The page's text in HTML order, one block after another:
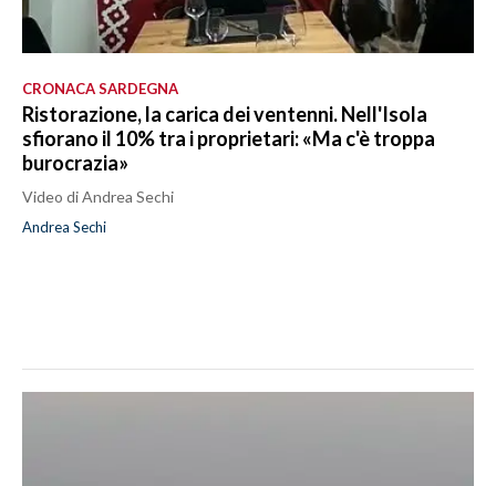
CRONACA SARDEGNA
Ristorazione, la carica dei ventenni. Nell'Isola
sfiorano il 10% tra i proprietari: «Ma c'è troppa
burocrazia»
Video di Andrea Sechi
Andrea Sechi